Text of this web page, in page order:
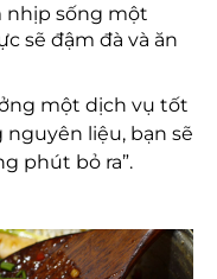
nhịp sống một
sẽ đậm đà và ăn
một dịch vụ tốt
liệu, bạn sẽ
phút bỏ ra”.